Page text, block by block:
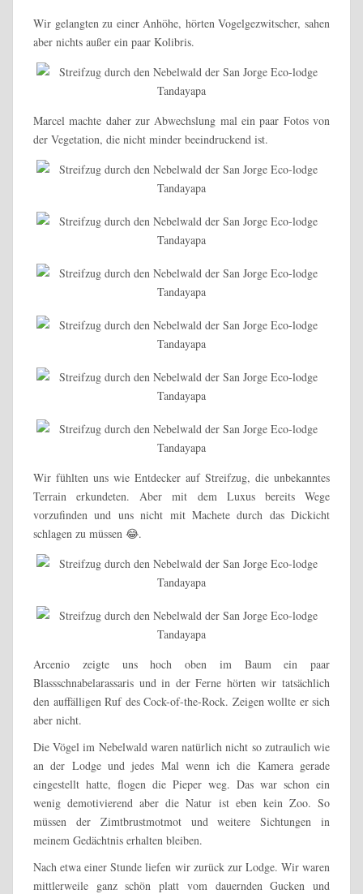
Wir gelangten zu einer Anhöhe, hörten Vogelgezwitscher, sahen
aber nichts außer ein paar Kolibris.
Marcel machte daher zur Abwechslung mal ein paar Fotos von
der Vegetation, die nicht minder beeindruckend ist.
Wir fühlten uns wie Entdecker auf Streifzug, die unbekanntes
Terrain erkundeten. Aber mit dem Luxus bereits Wege
vorzufinden und uns nicht mit Machete durch das Dickicht
schlagen zu müssen 😂.
Arcenio zeigte uns hoch oben im Baum ein paar
Blassschnabelarassaris und in der Ferne hörten wir tatsächlich
den auffälligen Ruf des Cock-of-the-Rock. Zeigen wollte er sich
aber nicht.
Die Vögel im Nebelwald waren natürlich nicht so zutraulich wie
an der Lodge und jedes Mal wenn ich die Kamera gerade
eingestellt hatte, flogen die Pieper weg. Das war schon ein
wenig demotivierend aber die Natur ist eben kein Zoo. So
müssen der Zimtbrustmotmot und weitere Sichtungen in
meinem Gedächtnis erhalten bleiben.
Nach etwa einer Stunde liefen wir zurück zur Lodge. Wir waren
mittlerweile ganz schön platt vom dauernden Gucken und